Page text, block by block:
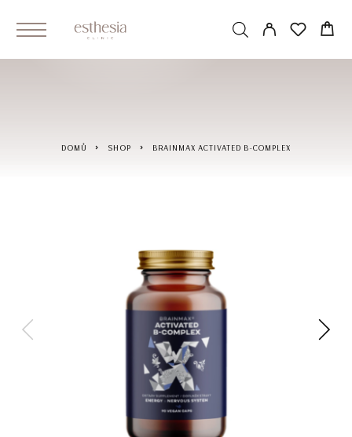
DOMŮ SHOP BRAINMAX ACTIVATED B-COMPLEX